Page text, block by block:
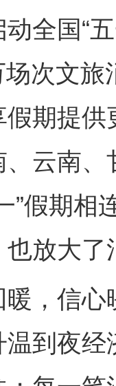
全国“
次文
期提
云南
”假期相
放大了
信心
温到夜